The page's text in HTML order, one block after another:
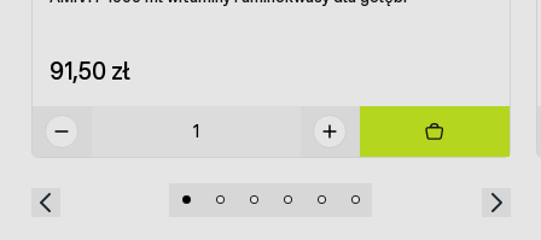
91,50 zł